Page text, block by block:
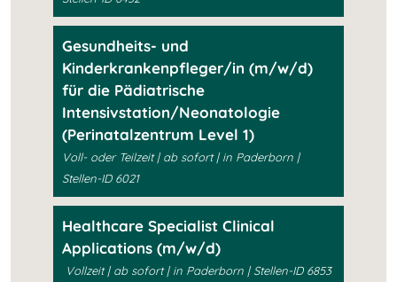
Gesundheits- und
Kinderkrankenpfleger/in (m/w/d)
für die Pädiatrische
Intensivstation/Neonatologie
(Perinatalzentrum Level 1)
Voll- oder Teilzeit | ab sofort | in Paderborn |
Stellen-ID 6021
Healthcare Specialist Clinical
Applications (m/w/d)
Vollzeit | ab sofort | in Paderborn | Stellen-ID 6853